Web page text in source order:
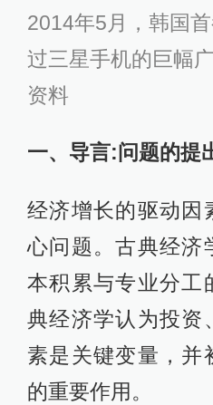
2014年5月，韩国
过三星手机的巨幅
资料
一、导言:问题的提
经济增长的驱动因
心问题。古典经济
本积累与专业分工
典经济学认为投资
素是关键变量，并
的重要作用。